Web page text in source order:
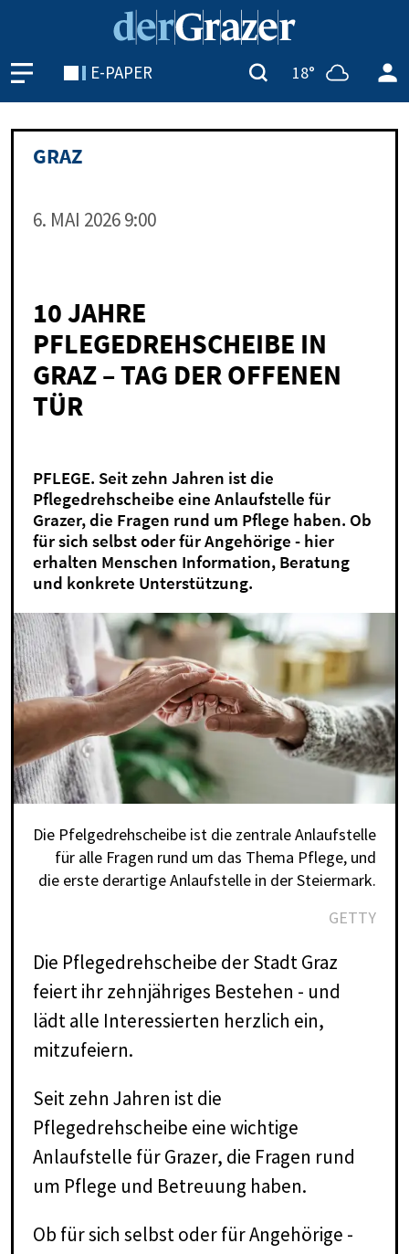
E-PAPER 18°
GRAZ
6. MAI 2026 9:00
10 JAHRE
PFLEGEDREHSCHEIBE IN
GRAZ – TAG DER OFFENEN
TÜR
PFLEGE. Seit zehn Jahren ist die
Pflegedrehscheibe eine Anlaufstelle für
Grazer, die Fragen rund um Pflege haben. Ob
für sich selbst oder für Angehörige - hier
erhalten Menschen Information, Beratung
und konkrete Unterstützung.
Die Pfelgedrehscheibe ist die zentrale Anlaufstelle
für alle Fragen rund um das Thema Pflege, und
die erste derartige Anlaufstelle in der Steiermark.
GETTY
Die Pflegedrehscheibe der Stadt Graz
feiert ihr zehnjähriges Bestehen - und
lädt alle Interessierten herzlich ein,
mitzufeiern.
Seit zehn Jahren ist die
Pflegedrehscheibe eine wichtige
Anlaufstelle für Grazer, die Fragen rund
um Pflege und Betreuung haben.
Ob für sich selbst oder für Angehörige -